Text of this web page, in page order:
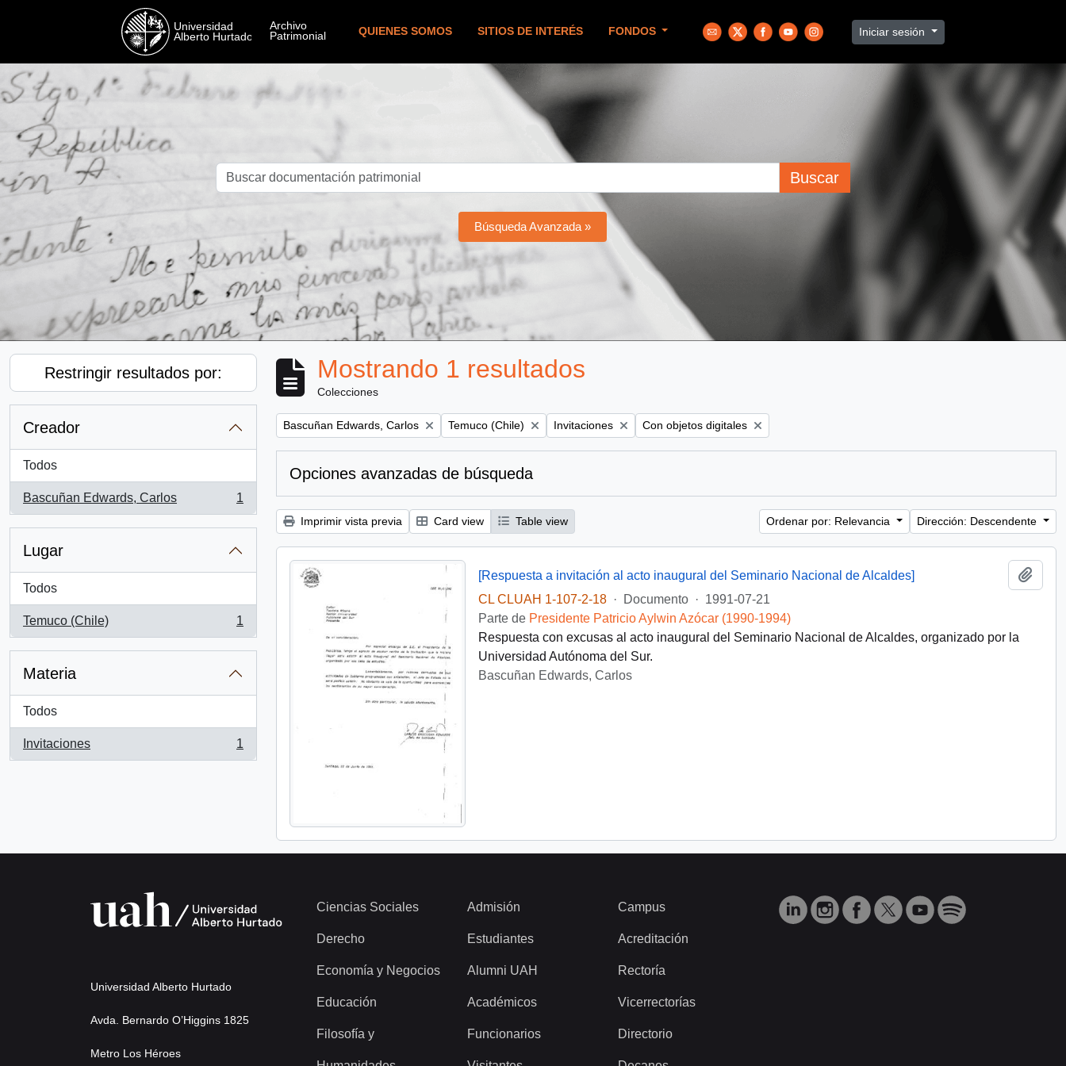
QUIENES SOMOS SITIOS DE INTERÉS FONDOS Iniciar sesión
Buscar
Búsqueda Avanzada »
Restringir resultados por:
Creador
Todos
Bascuñan Edwards, Carlos
, 1 resultados
1
Lugar
Todos
Temuco (Chile)
, 1 resultados
1
Materia
Todos
Invitaciones
, 1 resultados
1
Mostrando 1 resultados
Colecciones
Remove filter:
Bascuñan Edwards, Carlos Remove filter:
Temuco (Chile) Remove filter:
Invitaciones Remove filter:
Con objetos digitales
Opciones avanzadas de búsqueda
Imprimir vista previa Card view Table view Ordenar por: Relevancia Dirección: Descendente
[Respuesta a invitación al acto inaugural del Seminario Nacional de Alcaldes]
CL CLUAH 1-107-2-18
· Documento · 1991-07-21
Parte de Presidente Patricio Aylwin Azócar (1990-1994)
Respuesta con excusas al acto inaugural del Seminario Nacional de Alcaldes, organizado por la
Universidad Autónoma del Sur.
Bascuñan Edwards, Carlos
Universidad Alberto Hurtado
Avda. Bernardo O’Higgins 1825
Metro Los Héroes
Ciencias Sociales
Derecho
Economía y Negocios
Educación
Filosofía y
Admisión
Estudiantes
Alumni UAH
Académicos
Funcionarios
Campus
Acreditación
Rectoría
Vicerrectorías
Directorio